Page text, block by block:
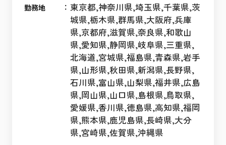
勤務地 ： 東京都,神奈川県,埼玉県,千葉県,茨
城県,栃木県,群馬県,大阪府,兵庫
県,京都府,滋賀県,奈良県,和歌山
県,愛知県,静岡県,岐阜県,三重県,
北海道,宮城県,福島県,青森県,岩手
県,山形県,秋田県,新潟県,長野県,
石川県,富山県,山梨県,福井県,広島
県,岡山県,山口県,島根県,鳥取県,
愛媛県,香川県,徳島県,高知県,福岡
県,熊本県,鹿児島県,長崎県,大分
県,宮崎県,佐賀県,沖縄県